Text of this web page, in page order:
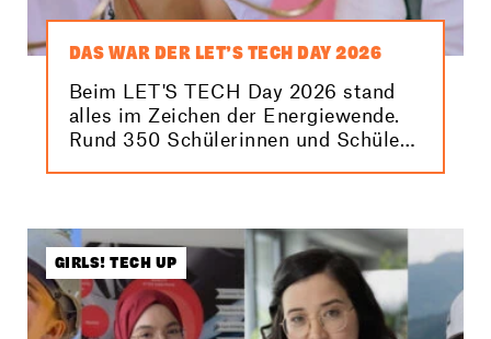
DAS WAR DER LET’S TECH DAY 2026
Beim LET'S TECH Day 2026 stand
alles im Zeichen der Energiewende.
Rund 350 Schülerinnen und Schüler
beitragen können. Hier findest du die
besten Bilder von der Veranstaltung!
GIRLS! TECH UP